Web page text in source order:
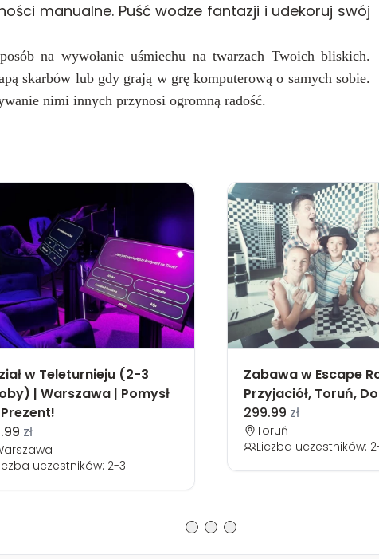
manualne. Puść wodze fantazji i udekoruj swój
na wywołanie uśmiechu na twarzach Twoich bliskich.
skarbów lub gdy grają w grę komputerową o samych sobie.
nimi innych przynosi ogromną radość.
w Teleturnieju (2-3
| Warszawa | Pomysł
zł
uczestników: 2-3
Zabawa w Escape
Przyjaciół, Toruń,
299.99 zł
Toruń
Liczba uczestników: